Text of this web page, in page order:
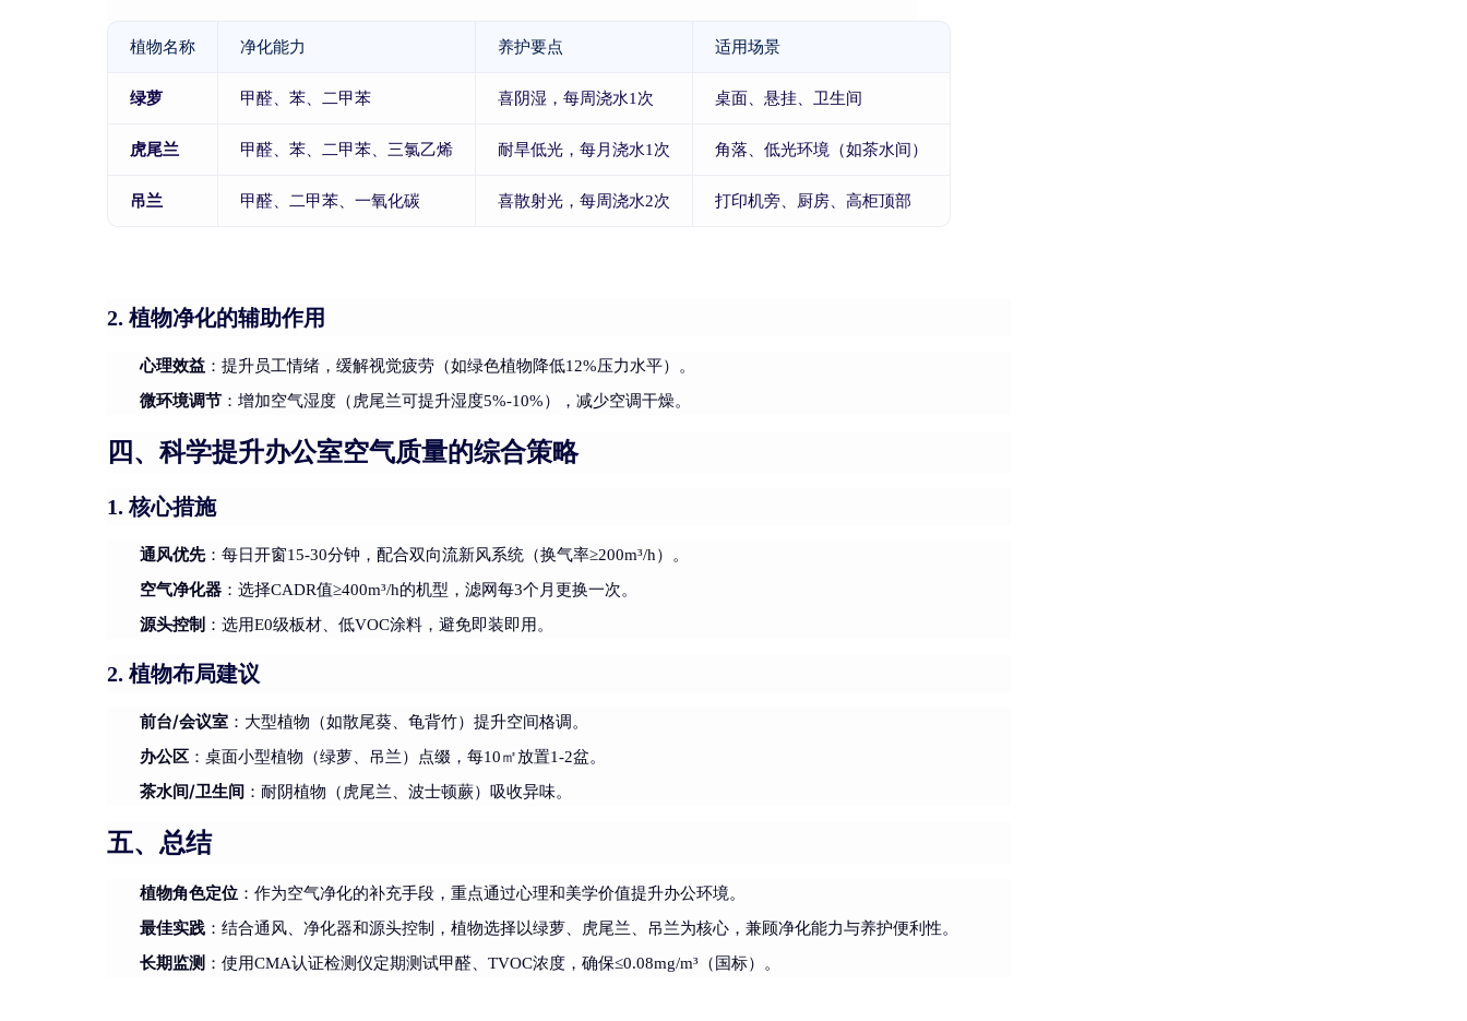
植物名称 净化能力 养护要点 适用场景
绿萝 甲醛、苯、二甲苯 喜阴湿，每周浇水1次 桌面、悬挂、卫生间
虎尾兰 甲醛、苯、二甲苯、三氯乙烯 耐旱低光，每月浇水1次 角落、低光环境（如茶水间）
吊兰 甲醛、二甲苯、一氧化碳 喜散射光，每周浇水2次 打印机旁、厨房、高柜顶部
2. 植物净化的辅助作用
心理效益 ：提升员工情绪，缓解视觉疲劳（如绿色植物降低12%压力水平）。
微环境调节 ：增加空气湿度（虎尾兰可提升湿度5%-10%），减少空调干燥。
四、科学提升办公室空气质量的综合策略
1. 核心措施
通风优先：每日开窗15-30分钟，配合双向流新风系统（换气率≥200m³/h）。
空气净化器 ：选择CADR值≥400m³/h的机型，滤网每3个月更换一次。
源头控制 ：选用E0级板材、低VOC涂料，避免即装即用。
2. 植物布局建议
前台/会议室 ：大型植物（如散尾葵、龟背竹）提升空间格调。
办公区 ：桌面小型植物（绿萝、吊兰）点缀，每10㎡放置1-2盆。
茶水间/卫生间 ：耐阴植物（虎尾兰、波士顿蕨）吸收异味。
五、总结
植物角色定位 ：作为空气净化的补充手段，重点通过心理和美学价值提升办公环境。
最佳实践 ：结合通风、净化器和源头控制，植物选择以绿萝、虎尾兰、吊兰为核心，兼顾净化能力与养护便利性。
长期监测 ：使用CMA认证检测仪定期测试甲醛、TVOC浓度，确保≤0.08mg/m³（国标）。